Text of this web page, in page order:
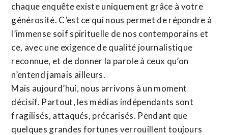
chaque enquête existe uniquement grâce à votre
générosité. C’est ce qui nous permet de répondre à
l’immense soif spirituelle de nos contemporains et
ce, avec une exigence de qualité journalistique
reconnue, et de donner la parole à ceux qu’on
n’entend jamais ailleurs.
Mais aujourd’hui, nous arrivons à un moment
décisif. Partout, les médias indépendants sont
fragilisés, attaqués, précarisés. Pendant que
quelques grandes fortunes verrouillent toujours